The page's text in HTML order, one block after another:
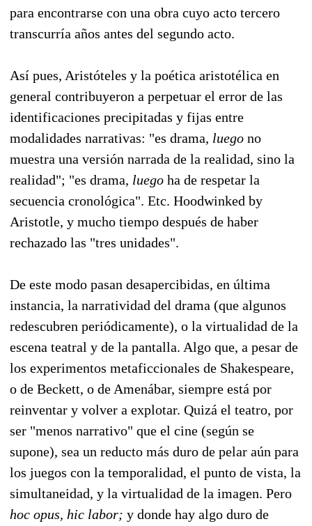
para encontrarse con una obra cuyo acto tercero
transcurría años antes del segundo acto.
Así pues, Aristóteles y la poética aristotélica en
general contribuyeron a perpetuar el error de las
identificaciones precipitadas y fijas entre
modalidades narrativas: "es drama, luego no
muestra una versión narrada de la realidad, sino la
realidad"; "es drama, luego ha de respetar la
secuencia cronológica". Etc. Hoodwinked by
Aristotle, y mucho tiempo después de haber
rechazado las "tres unidades".
De este modo pasan desapercibidas, en última
instancia, la narratividad del drama (que algunos
redescubren periódicamente), o la virtualidad de la
escena teatral y de la pantalla. Algo que, a pesar de
los experimentos metaficcionales de Shakespeare,
o de Beckett, o de Amenábar, siempre está por
reinventar y volver a explotar. Quizá el teatro, por
ser "menos narrativo" que el cine (según se
supone), sea un reducto más duro de pelar aún para
los juegos con la temporalidad, el punto de vista, la
simultaneidad, y la virtualidad de la imagen. Pero
hoc opus, hic labor; y donde hay algo duro de